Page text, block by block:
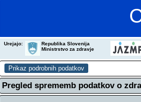
Urejajo:
Republika Slovenija
Ministrstvo za zdravje
Pregled sprememb podatkov o